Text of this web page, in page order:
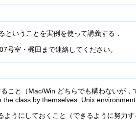
いうことを実例を使って講義する．
室・梶田まで連絡してください。
と（Mac/Win どちらでも構わないが，
class by themselves. Unix
うにしておくこと（できるように努力す